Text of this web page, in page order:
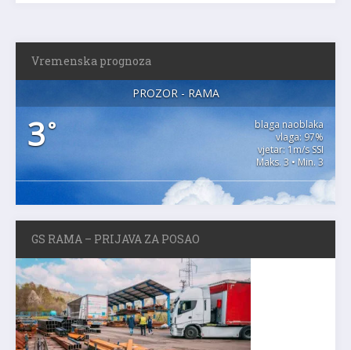
Vremenska prognoza
PROZOR - RAMA
3°
blaga naoblaka
vlaga: 97%
vjetar: 1m/s SSI
Maks. 3 • Min. 3
GS RAMA – PRIJAVA ZA POSAO